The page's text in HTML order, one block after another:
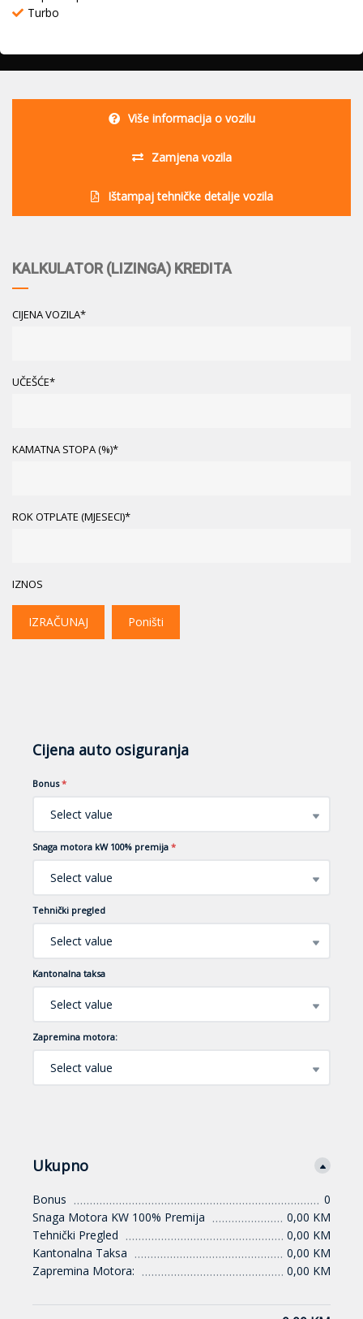
Turbo
Više informacija o vozilu
Zamjena vozila
Ištampaj tehničke detalje vozila
KALKULATOR (LIZINGA) KREDITA
CIJENA VOZILA*
UČEŠĆE*
KAMATNA STOPA (%)*
ROK OTPLATE (MJESECI)*
IZNOS
IZRAČUNAJ Poništi
Cijena auto osiguranja
Bonus *
Select value
Snaga motora kW 100% premija *
Select value
Tehnički pregled
Select value
Kantonalna taksa
Select value
Zapremina motora:
Select value
Ukupno
Bonus
0
Snaga Motora KW 100% Premija
0,00 KM
Tehnički Pregled
0,00 KM
Kantonalna Taksa
0,00 KM
Zapremina Motora:
0,00 KM